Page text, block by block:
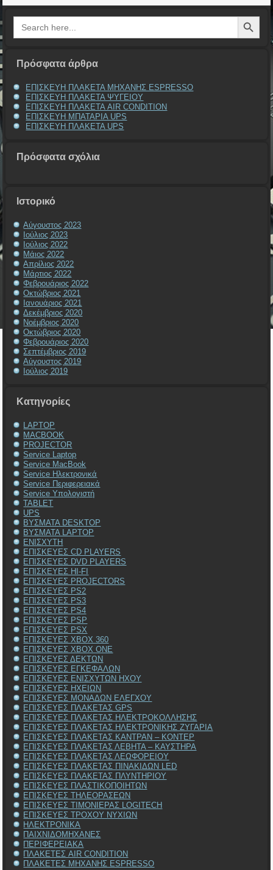
Search
for:
Search Button
Πρόσφατα άρθρα
ΕΠΙΣΚΕΥΗ ΠΛΑΚΕΤΑ ΜΗΧΑΝΗΣ ESPRESSO
ΕΠΙΣΚΕΥΗ ΠΛΑΚΕΤΑ ΨΥΓΕΙΟΥ
ΕΠΙΣΚΕΥΗ ΠΛΑΚΕΤΑ AIR CONDITION
ΕΠΙΣΚΕΥΗ ΜΠΑΤΑΡΙΑ UPS
ΕΠΙΣΚΕΥΗ ΠΛΑΚΕΤΑ UPS
Πρόσφατα σχόλια
Ιστορικό
Αύγουστος 2023
Ιούλιος 2023
Ιούλιος 2022
Μάιος 2022
Απρίλιος 2022
Μάρτιος 2022
Φεβρουάριος 2022
Οκτώβριος 2021
Ιανουάριος 2021
Δεκέμβριος 2020
Νοέμβριος 2020
Οκτώβριος 2020
Φεβρουάριος 2020
Σεπτέμβριος 2019
Αύγουστος 2019
Ιούλιος 2019
Kατηγορίες
LAPTOP
MACBOOK
PROJECTOR
Service Laptop
Service MacBook
Service Ηλεκτρονικά
Service Περιφερειακά
Service Υπολογιστή
TABLET
UPS
ΒΥΣΜΑΤΑ DESKTOP
ΒΥΣΜΑΤΑ LAPTOP
ΕΝΙΣΧΥΤΗ
ΕΠΙΣΚΕΥΕΣ CD PLAYERS
ΕΠΙΣΚΕΥΕΣ DVD PLAYERS
ΕΠΙΣΚΕΥΕΣ HI-FI
ΕΠΙΣΚΕΥΕΣ PROJECTORS
ΕΠΙΣΚΕΥΕΣ PS2
ΕΠΙΣΚΕΥΕΣ PS3
ΕΠΙΣΚΕΥΕΣ PS4
ΕΠΙΣΚΕΥΕΣ PSP
ΕΠΙΣΚΕΥΕΣ PSX
ΕΠΙΣΚΕΥΕΣ XBOX 360
ΕΠΙΣΚΕΥΕΣ XBOX ONE
ΕΠΙΣΚΕΥΕΣ ΔΕΚΤΩΝ
ΕΠΙΣΚΕΥΕΣ ΕΓΚΕΦΑΛΩΝ
ΕΠΙΣΚΕΥΕΣ ΕΝΙΣΧΥΤΩΝ ΗΧΟΥ
ΕΠΙΣΚΕΥΕΣ ΗΧΕΙΩΝ
ΕΠΙΣΚΕΥΕΣ ΜΟΝΑΔΩΝ ΕΛΕΓΧΟΥ
ΕΠΙΣΚΕΥΕΣ ΠΛΑΚΕΤΑΣ GPS
ΕΠΙΣΚΕΥΕΣ ΠΛΑΚΕΤΑΣ ΗΛΕΚΤΡΟΚΟΛΛΗΣΗΣ
ΕΠΙΣΚΕΥΕΣ ΠΛΑΚΕΤΑΣ ΗΛΕΚΤΡΟΝΙΚΗΣ ΖΥΓΑΡΙΑ
ΕΠΙΣΚΕΥΕΣ ΠΛΑΚΕΤΑΣ ΚΑΝΤΡΑΝ – ΚΟΝΤΕΡ
ΕΠΙΣΚΕΥΕΣ ΠΛΑΚΕΤΑΣ ΛΕΒΗΤΑ – ΚΑΥΣΤΗΡΑ
ΕΠΙΣΚΕΥΕΣ ΠΛΑΚΕΤΑΣ ΛΕΩΦΟΡΕΙΟΥ
ΕΠΙΣΚΕΥΕΣ ΠΛΑΚΕΤΑΣ ΠΙΝΑΚΙΔΩΝ LED
ΕΠΙΣΚΕΥΕΣ ΠΛΑΚΕΤΑΣ ΠΛΥΝΤΗΡΙΟΥ
ΕΠΙΣΚΕΥΕΣ ΠΛΑΣΤΙΚΟΠΟΙΗΤΩΝ
ΕΠΙΣΚΕΥΕΣ ΤΗΛΕΟΡΑΣΕΩΝ
ΕΠΙΣΚΕΥΕΣ ΤΙΜΟΝΙΕΡΑΣ LOGITECH
ΕΠΙΣΚΕΥΕΣ ΤΡΟΧΟΥ ΝΥΧΙΩΝ
ΗΛΕΚΤΡΟΝΙΚΑ
ΠΑΙΧΝΙΔΟΜΗΧΑΝΕΣ
ΠΕΡΙΦΕΡΕΙΑΚΑ
ΠΛΑΚΕΤΕΣ AIR CONDITION
ΠΛΑΚΕΤΕΣ ΜΗΧΑΝΗΣ ESPRESSO